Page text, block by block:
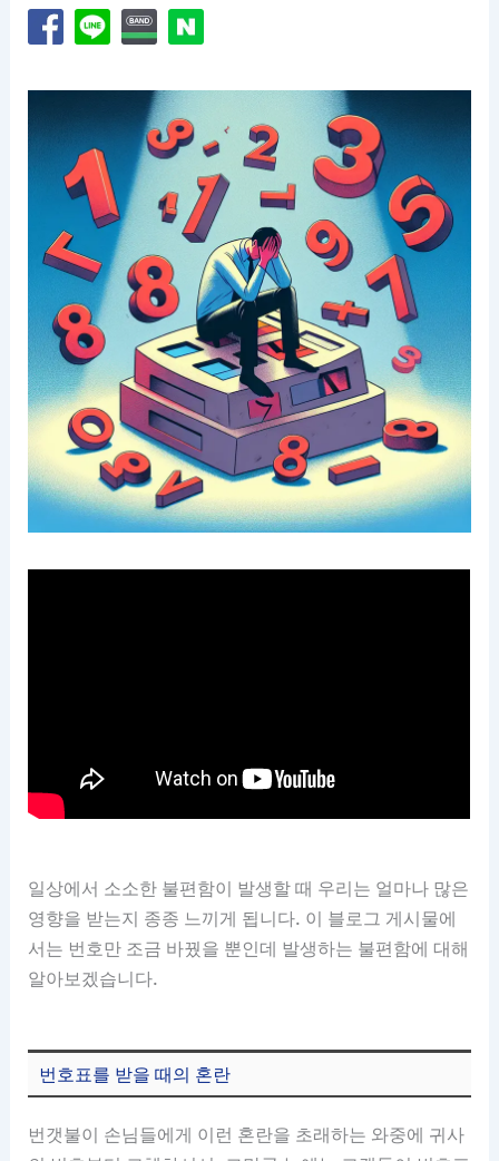
일상에서 소소한 불편함이 발생할 때 우리는 얼마나 많은
영향을 받는지 종종 느끼게 됩니다. 이 블로그 게시물에
서는 번호만 조금 바꿨을 뿐인데 발생하는 불편함에 대해
알아보겠습니다.
번호표를 받을 때의 혼란
번갯불이 손님들에게 이런 혼란을 초래하는 와중에 귀사